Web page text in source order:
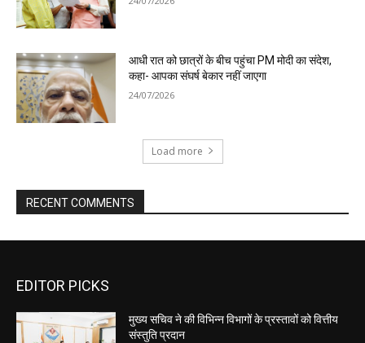
EDITOR PICKS
मुख्य सचिव ने की विभिन्न विभागों के प्रस्तावों को वित्तीय
संस्तुति प्रदान